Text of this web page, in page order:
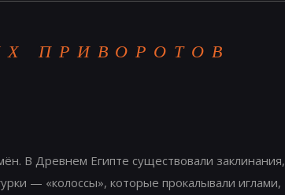
ПРИВОРОТОВ
В Древнем Египте существовали заклинания,
— «колоссы», которые прокалывали иглами,